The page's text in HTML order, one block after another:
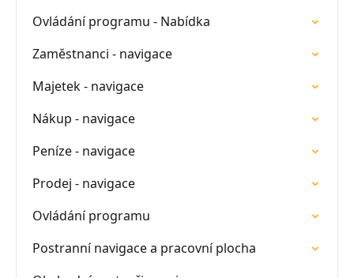
Ovládání programu - Nabídka
Zaměstnanci - navigace
Majetek - navigace
Nákup - navigace
Peníze - navigace
Prodej - navigace
Ovládání programu
Postranní navigace a pracovní plocha